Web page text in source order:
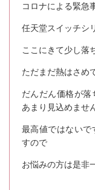
コロナによる緊急
任天堂スイッチシ
ここにきて少し落
ただまだ熱はさめ
だんだん価格が
あまり見込めませ
最高値ではないで
すので
お悩みの方は是非